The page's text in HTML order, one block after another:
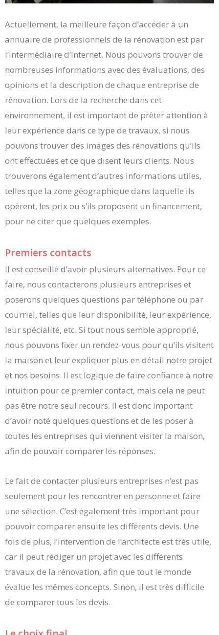
Actuellement, la meilleure façon d’accéder à un
annuaire de professionnels de la rénovation est par
l’intermédiaire d’Internet. Nous pouvons trouver de
nombreuses informations avec des évaluations, des
opinions et la description de chaque entreprise de
rénovation. Lors de la recherche dans cet
environnement, il est important de prêter attention à
leur expérience dans ce type de travaux, si nous
pouvons trouver des images des rénovations qu’ils
ont effectuées et ce que disent leurs clients. Nous
trouverons également d’autres informations utiles,
telles que la zone géographique dans laquelle ils
opèrent, les prix ou s’ils proposent un financement,
pour ne citer que quelques exemples.
Premiers contacts
Il est conseillé d’avoir plusieurs alternatives. Pour ce
faire, nous contacterons plusieurs entreprises et
poserons quelques questions par téléphone ou par
courriel, telles que leur disponibilité, leur expérience,
leur spécialité, etc. Si tout nous semble approprié,
nous pouvons fixer un rendez-vous pour qu’ils visitent
la maison et leur expliquer plus en détail notre projet
et nos besoins. Il est logique de faire confiance à notre
intuition pour ce premier contact, mais cela ne peut
pas être notre seul recours. Il est donc important
d’avoir noté quelques questions et de les poser à
toutes les entreprises qui viennent visiter la maison,
afin de pouvoir comparer les réponses.
Le fait de contacter plusieurs entreprises n’est pas
seulement pour les rencontrer en personne et faire
une sélection. C’est également très important pour
pouvoir comparer ensuite les différents devis. Une
fois de plus, l’intervention de l’architecte est très utile,
car il peut rédiger un projet avec les différents
travaux de la rénovation, afin que tout le monde
évalue les mêmes concepts. Sinon, il est très difficile
de comparer tous les devis.